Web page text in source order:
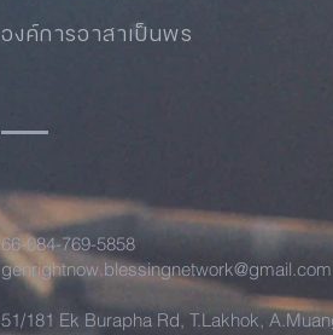
องค์การอาสาเป็นพร
66-084-769-5858
genrightnow.blessingnetwork@gmail.com
51/181 Ek Burapha Rd, T.Lakhok,